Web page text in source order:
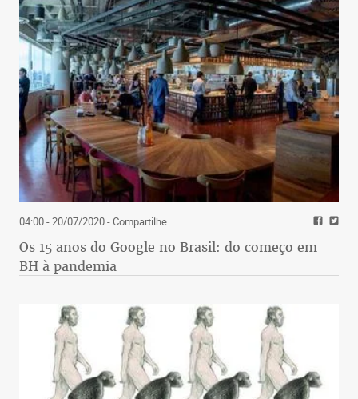
04:00 - 20/07/2020- Compartilhe
Os 15 anos do Google no Brasil: do começo em
BH à pandemia